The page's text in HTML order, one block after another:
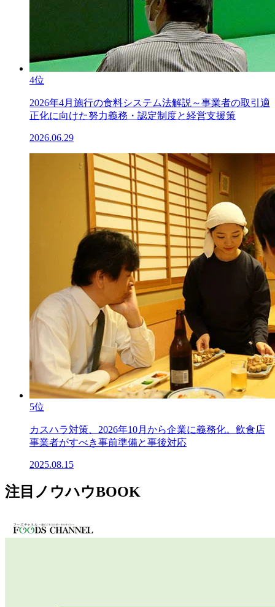
4位
2026年4月施行の食料システム法解説～事業者の取引適
正化に向けた努力義務・認定制度と経営支援策
2026.06.29
5位
カスハラ対策、2026年10月から企業に義務化。飲食店
事業者がすべき事前準備と事後対応
2025.08.15
注目ノウハウBOOK